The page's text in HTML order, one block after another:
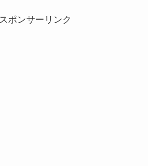
スポンサーリンク